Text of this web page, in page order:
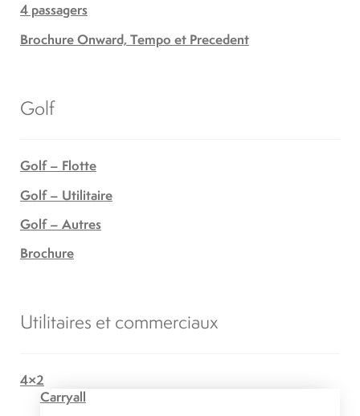
4 passagers
Brochure Onward, Tempo et Precedent
Golf
Golf – Flotte
Golf – Utilitaire
Golf – Autres
Brochure
Utilitaires et commerciaux
4×2
Carryall